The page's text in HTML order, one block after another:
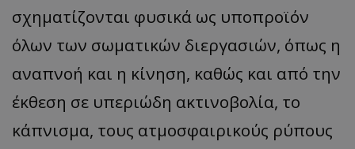
σχηματίζονται φυσικά ως υποπροϊόν
όλων των σωματικών διεργασιών, όπως η
αναπνοή και η κίνηση, καθώς και από την
έκθεση σε υπεριώδη ακτινοβολία, το
κάπνισμα, τους ατμοσφαιρικούς ρύπους